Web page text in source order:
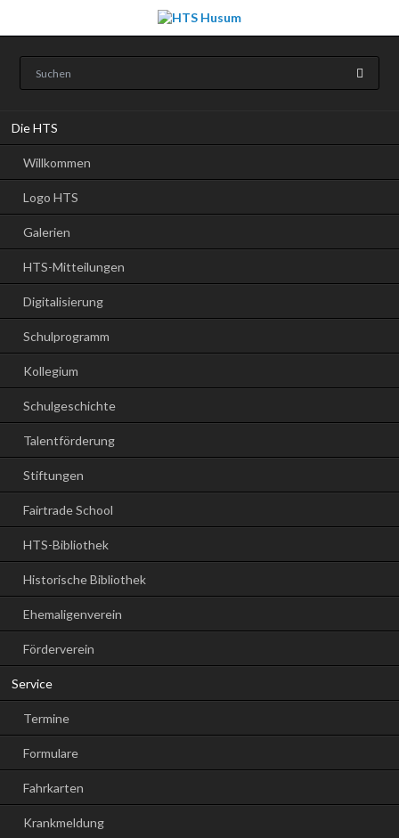
überspringen
Die HTS
Willkommen
Logo HTS
Galerien
HTS-Mitteilungen
Digitalisierung
Schulprogramm
Kollegium
Schulgeschichte
Talentförderung
Stiftungen
Fairtrade School
HTS-Bibliothek
Historische Bibliothek
Ehemaligenverein
Förderverein
Service
Termine
Formulare
Fahrkarten
Krankmeldung